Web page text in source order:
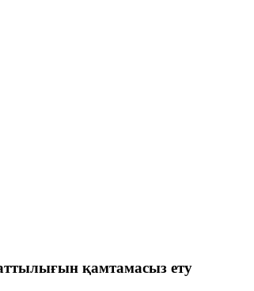
қамтамасыз ету